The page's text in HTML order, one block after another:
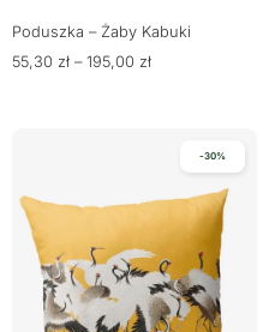
Poduszka – Żaby Kabuki
55,30 zł – 195,00 zł
-30%